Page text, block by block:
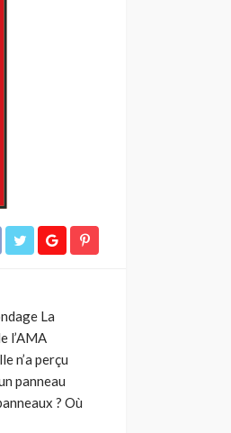
La
l’AMA
n’a perçu
panneau
? Où